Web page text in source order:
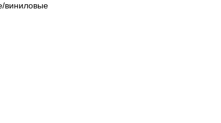
виниловые